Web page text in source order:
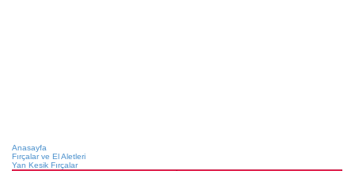
Anasayfa
Fırçalar ve El Aletleri
Yan Kesik Fırçalar